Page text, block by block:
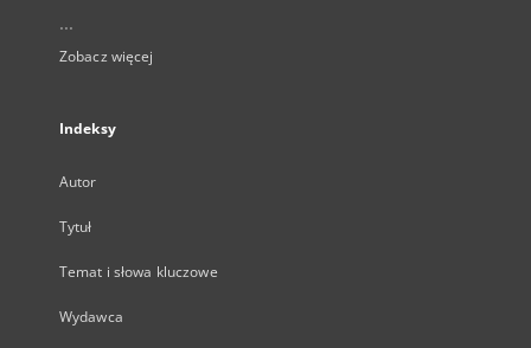
...
Zobacz więcej
Indeksy
Autor
Tytuł
Temat i słowa kluczowe
Wydawca